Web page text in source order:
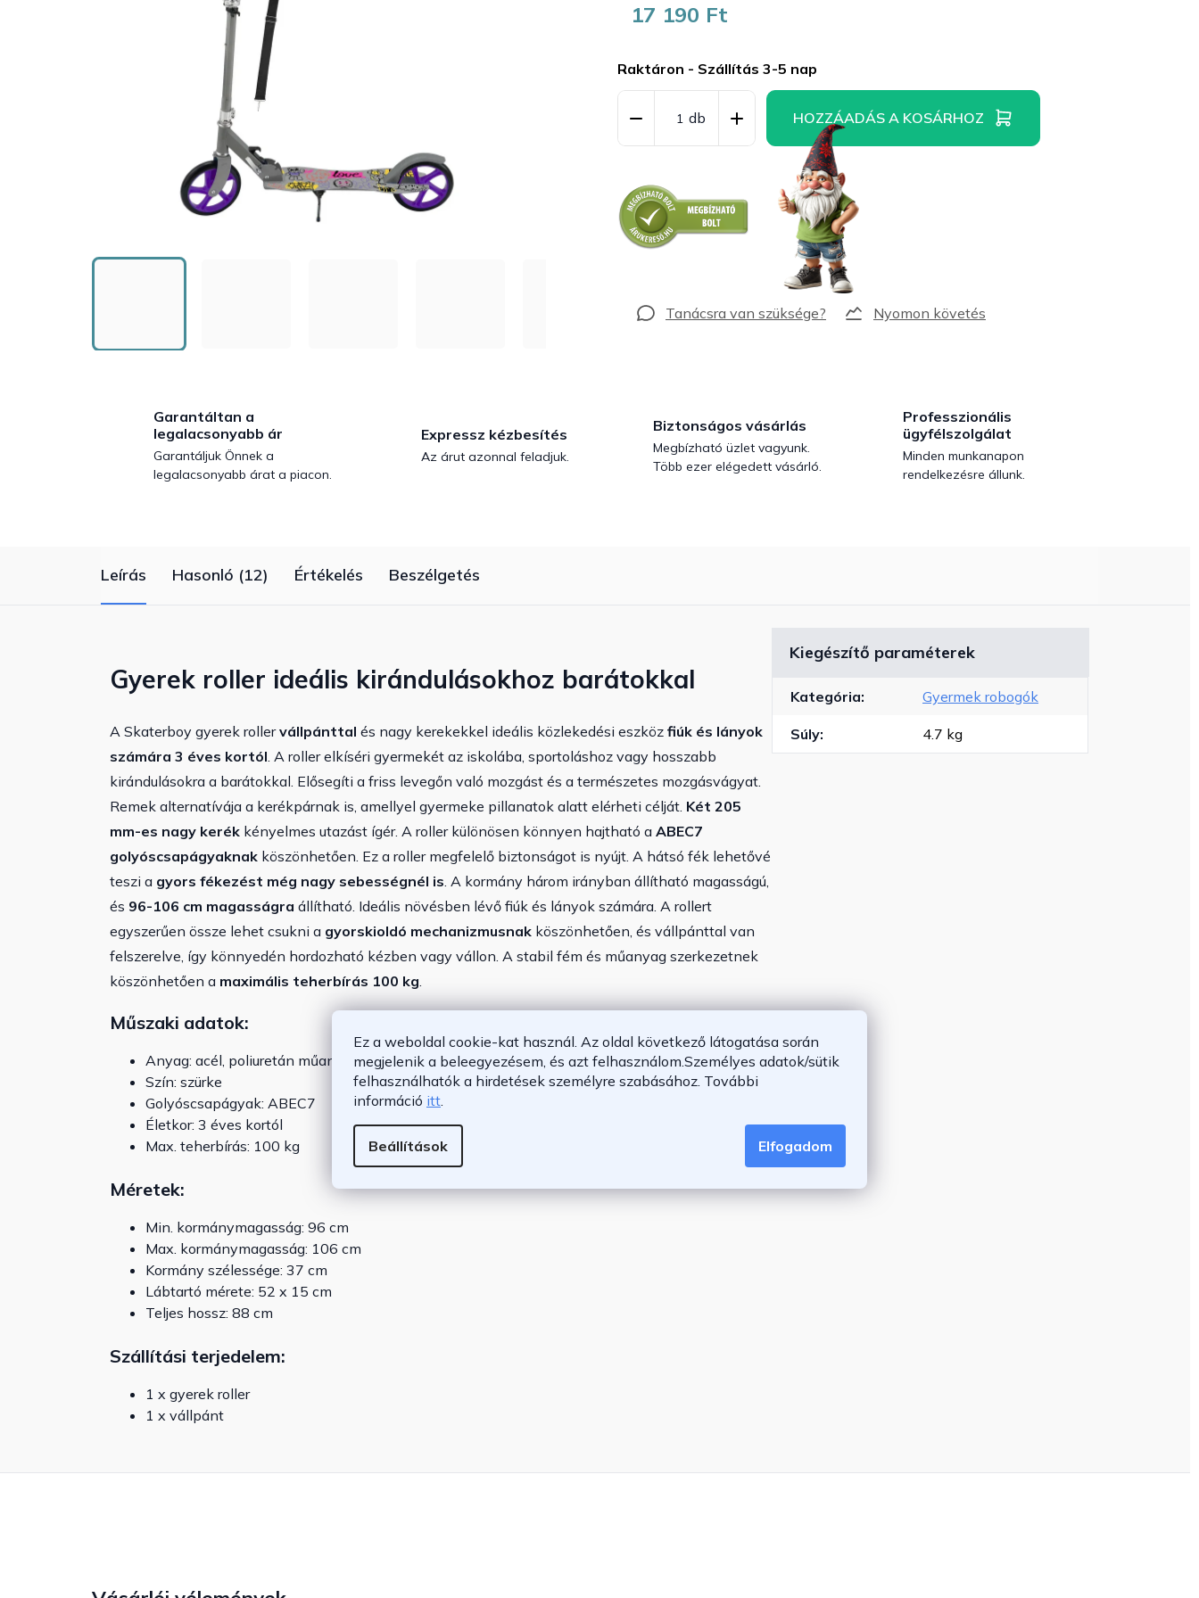
Ez a weboldal cookie-kat használ. Az oldal következő látogatása során
megjelenik a beleegyezésem, és azt felhasználom. Személyes adatok/sütik
felhasználhatók a hirdetések személyre szabásához. További
információ itt
Beállítások Elfogadom
17 190 Ft
Raktáron - Szállítás 3-5 nap
HOZZÁADÁS A KOSÁRHOZ
Nyomon követés
Garantáltan a
legalacsonyabb ár
Garantáljuk Önnek a
legalacsonyabb árat a piacon.
Expressz kézbesítés
Az árut azonnal feladjuk.
Biztonságos vásárlás
Megbízható üzlet vagyunk.
Több ezer elégedett vásárló.
Professzionális
ügyfélszolgálat
Minden munkanapon
rendelkezésre állunk.
Leírás Hasonló (12) Értékelés Beszélgetés
Gyerek roller ideális kirándulásokhoz barátokkal
A Skaterboy gyerek rollervállpánttal és nagy kerekekkel ideális közlekedési eszköz fiúk és lányok
számára 3 éves kortól. A roller elkíséri gyermekét az iskolába, sportoláshoz vagy hosszabb
kirándulásokra a barátokkal. Elősegíti a friss levegőn való mozgást és a természetes mozgásvágyat.
Remek alternatívája a kerékpárnak is, amellyel gyermeke pillanatok alatt elérheti célját. Két 205
mm-es nagy kerék kényelmes utazást ígér. A roller különösen könnyen hajtható a ABEC7
golyóscsapágyaknak köszönhetően. Ez a roller megfelelő biztonságot is nyújt. A hátsó fék lehetővé
teszi a gyors fékezést még nagy sebességnél is. A kormány három irányban állítható magasságú,
és 96-106 cm magasságra állítható. Ideális növésben lévő fiúk és lányok számára. A rollert
egyszerűen össze lehet csukni a gyorskioldó mechanizmusnak köszönhetően, és vállpánttal van
felszerelve, így könnyedén hordozható kézben vagy vállon. A stabil fém és műanyag szerkezetnek
köszönhetően a maximális teherbírás 100 kg.
Műszaki adatok:
Anyag: acél, poliuretán műanyag
Szín: szürke
Golyóscsapágyak: ABEC7
Életkor: 3 éves kortól
Max. teherbírás: 100 kg
Méretek:
Min. kormánymagasság: 96 cm
Max. kormánymagasság: 106 cm
Kormány szélessége: 37 cm
Lábtartó mérete: 52 x 15 cm
Teljes hossz: 88 cm
Szállítási terjedelem:
1 x gyerek roller
1 x vállpánt
Kiegészítő paraméterek
Kategória: Gyermek robogók
Súly: 4.7 kg